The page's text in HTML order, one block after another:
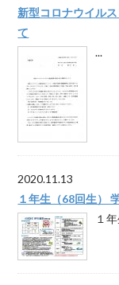
新型コロナウイル
て
...
2020.11.13
１年生（68回生）
１